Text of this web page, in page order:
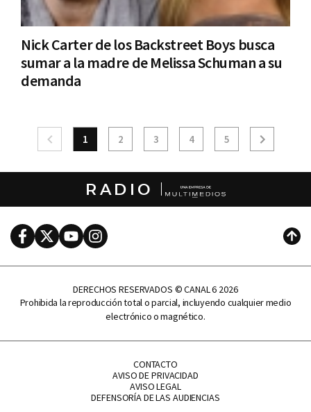
Nick Carter de los Backstreet Boys busca
sumar a la madre de Melissa Schuman a su
demanda
1 2 3 4 5
RADIO
FacebookTwitterYoutubeInstagram
DERECHOS RESERVADOS © CANAL 6 2026
Prohibida la reproducción total o parcial, incluyendo cualquier medio
electrónico o magnético.
CONTACTO
AVISO DE PRIVACIDAD
AVISO LEGAL
DEFENSORÍA DE LAS AUDIENCIAS